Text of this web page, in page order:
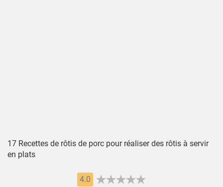
17 Recettes de rôtis de porc pour réaliser des rôtis à servir
en plats
4.0